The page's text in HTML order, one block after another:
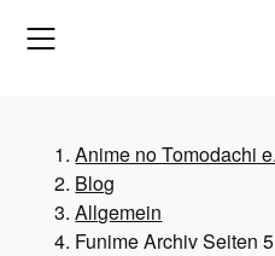
Anime no Tomodachi
Blog
Allgemein
Funime Archiv Seiten